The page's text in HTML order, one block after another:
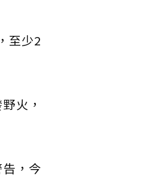
至少2
火，
，今